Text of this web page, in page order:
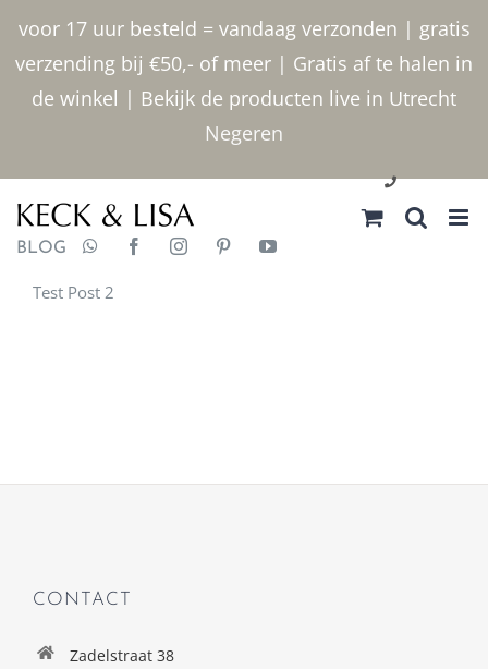
voor 17 uur besteld = vandaag verzonden | gratis
verzending bij €50,- of meer | Gratis af te halen in
de winkel | Bekijk de producten live in Utrecht
Negeren
inhoud
030 2400000
BLOG
Test Post 2
CONTACT
Zadelstraat 38